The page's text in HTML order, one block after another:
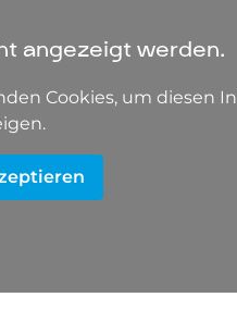
angezeigt werden.
Cookies, um diesen